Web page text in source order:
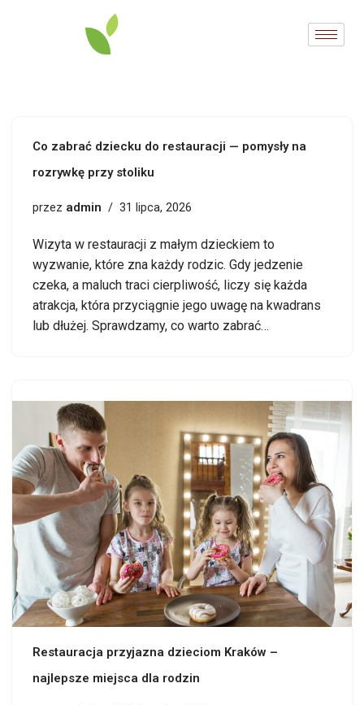
Co zabrać dziecku do restauracji — pomysły na
rozrywkę przy stoliku
przez admin 31 lipca, 2026
Wizyta w restauracji z małym dzieckiem to
wyzwanie, które zna każdy rodzic. Gdy jedzenie
czeka, a maluch traci cierpliwość, liczy się każda
atrakcja, która przyciągnie jego uwagę na kwadrans
lub dłużej. Sprawdzamy, co warto zabrać…
Restauracja przyjazna dzieciom Kraków –
najlepsze miejsca dla rodzin